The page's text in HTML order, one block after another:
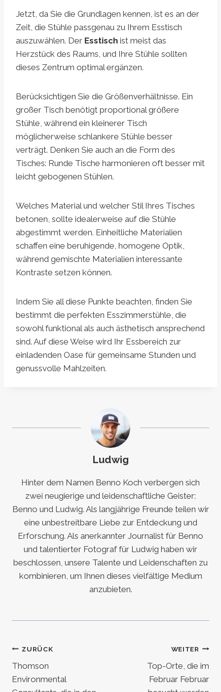
Jetzt, da Sie die Grundlagen kennen, ist es an der
Zeit, die Stühle passgenau zu Ihrem Esstisch
auszuwählen. Der Esstisch ist meist das
Herzstück des Raums, und Ihre Stühle sollten
dieses Zentrum optimal ergänzen.
Berücksichtigen Sie die Größenverhältnisse. Ein
großer Tisch benötigt proportional größere
Stühle, während ein kleinerer Tisch
möglicherweise schlankere Stühle besser
verträgt. Denken Sie auch an die Form des
Tisches: Runde Tische harmonieren oft besser mit
leicht gebogenen Stühlen.
Welches Material und welcher Stil Ihres Tisches
betonen, sollte idealerweise auf die Stühle
abgestimmt werden. Einheitliche Materialien
schaffen eine beruhigende, homogene Optik,
während gemischte Materialien interessante
Kontraste setzen können.
Indem Sie all diese Punkte beachten, finden Sie
bestimmt die perfekten Esszimmerstühle, die
sowohl funktional als auch ästhetisch ansprechend
sind. Auf diese Weise wird Ihr Essbereich zur
einladenden Oase für gemeinsame Stunden und
genussvolle Mahlzeiten.
Ludwig
Hinter dem Namen Benno Koch verbergen sich
zwei neugierige und leidenschaftliche Geister:
Benno und Ludwig. Als langjährige Freunde teilen wir
eine unbestreitbare Liebe zur Entdeckung und
Erforschung. Als anerkannter Journalist für Benno
und talentierter Fotograf für Ludwig haben wir
beschlossen, unsere Talente und Leidenschaften zu
kombinieren, um Ihnen dieses vielfältige Medium
anzubieten.
Beitragsnavigation
ZURÜCK
Thomson
Environmental
WEITER
Top-Orte, die im
Februar Februar